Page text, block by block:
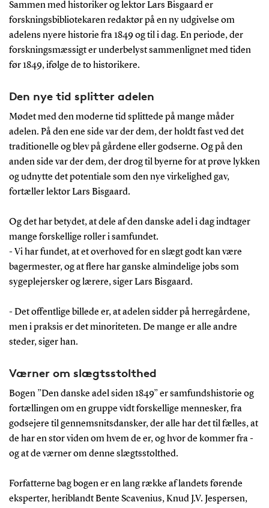
Sammen med historiker og lektor Lars Bisgaard er
forskningsbibliotekaren redaktør på en ny udgivelse om
adelens nyere historie fra 1849 og til i dag. En periode, der
forskningsmæssigt er underbelyst sammenlignet med tiden
før 1849, ifølge de to historikere.
Den nye tid splitter adelen
Mødet med den moderne tid splittede på mange måder
adelen. På den ene side var der dem, der holdt fast ved det
traditionelle og blev på gårdene eller godserne. Og på den
anden side var der dem, der drog til byerne for at prøve lykken
og udnytte det potentiale som den nye virkelighed gav,
fortæller lektor Lars Bisgaard.
Og det har betydet, at dele af den danske adel i dag indtager
mange forskellige roller i samfundet.
- Vi har fundet, at et overhoved for en slægt godt kan være
bagermester, og at flere har ganske almindelige jobs som
sygeplejersker og lærere, siger Lars Bisgaard.
- Det offentlige billede er, at adelen sidder på herregårdene,
men i praksis er det minoriteten. De mange er alle andre
steder, siger han.
Værner om slægtsstolthed
Bogen ”Den danske adel siden 1849” er samfundshistorie og
fortællingen om en gruppe vidt forskellige mennesker, fra
godsejere til gennemsnitsdansker, der alle har det til fælles, at
de har en stor viden om hvem de er, og hvor de kommer fra -
og at de værner om denne slægtsstolthed.
Forfatterne bag bogen er en lang række af landets førende
eksperter, heriblandt Bente Scavenius, Knud J.V. Jespersen,